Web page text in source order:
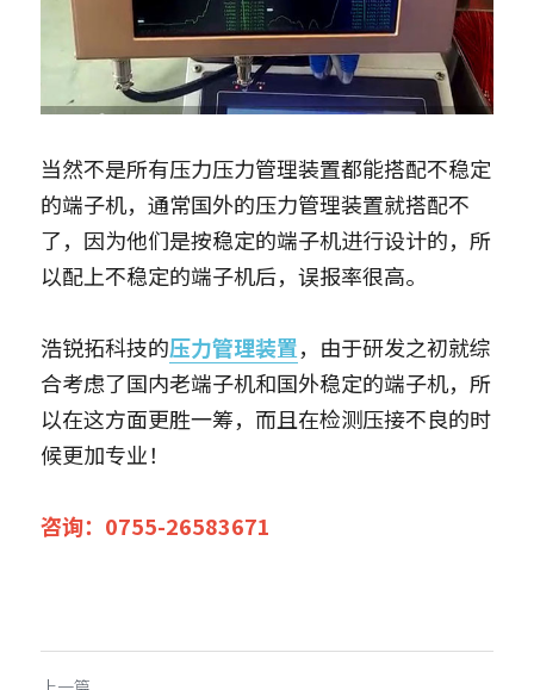
当然不是所有压力压力管理装置都能搭配不稳定
的端子机，通常国外的压力管理装置就搭配不
了，因为他们是按稳定的端子机进行设计的，所
以配上不稳定的端子机后，误报率很高。
浩锐拓科技的压力管理装置，由于研发之初就综
合考虑了国内老端子机和国外稳定的端子机，所
以在这方面更胜一筹，而且在检测压接不良的时
候更加专业！
咨询：0755-26583671